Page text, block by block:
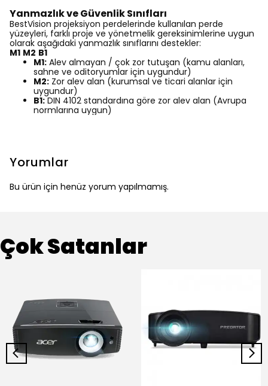
Yanmazlık ve Güvenlik Sınıfları
BestVision projeksiyon perdelerinde kullanılan perde
yüzeyleri, farklı proje ve yönetmelik gereksinimlerine uygun
olarak aşağıdaki yanmazlık sınıflarını destekler:
M1 M2 B1
M1: Alev almayan / çok zor tutuşan (kamu alanları,
sahne ve oditoryumlar için uygundur)
M2: Zor alev alan (kurumsal ve ticari alanlar için
uygundur)
B1: DIN 4102 standardına göre zor alev alan (Avrupa
normlarına uygun)
Yorumlar
Bu ürün için henüz yorum yapılmamış.
Çok Satanlar